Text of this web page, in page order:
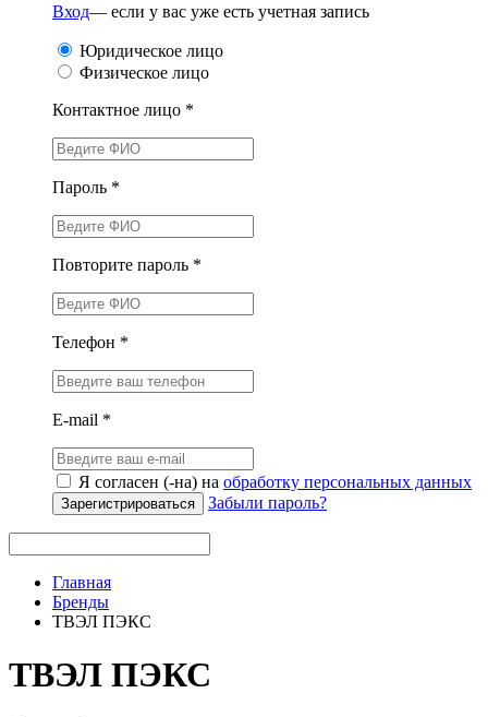
Вход— если у вас уже есть учетная запись
Юридическое лицо
Физическое лицо
Контактное лицо *
Пароль *
Повторите пароль *
Телефон *
E-mail *
Я согласен (-на) на обработку персональных данных
Зарегистрироваться Забыли пароль?
Главная
Бренды
ТВЭЛ ПЭКС
ТВЭЛ ПЭКС